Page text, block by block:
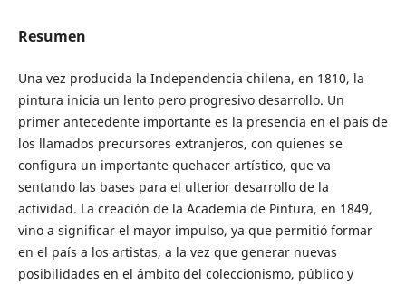
Resumen
Una vez producida la Independencia chilena, en 1810, la
pintura inicia un lento pero progresivo desarrollo. Un
primer antecedente importante es la presencia en el país de
los llamados precursores extranjeros, con quienes se
configura un importante quehacer artístico, que va
sentando las bases para el ulterior desarrollo de la
actividad. La creación de la Academia de Pintura, en 1849,
vino a significar el mayor impulso, ya que permitió formar
en el país a los artistas, a la vez que generar nuevas
posibilidades en el ámbito del coleccionismo, público y